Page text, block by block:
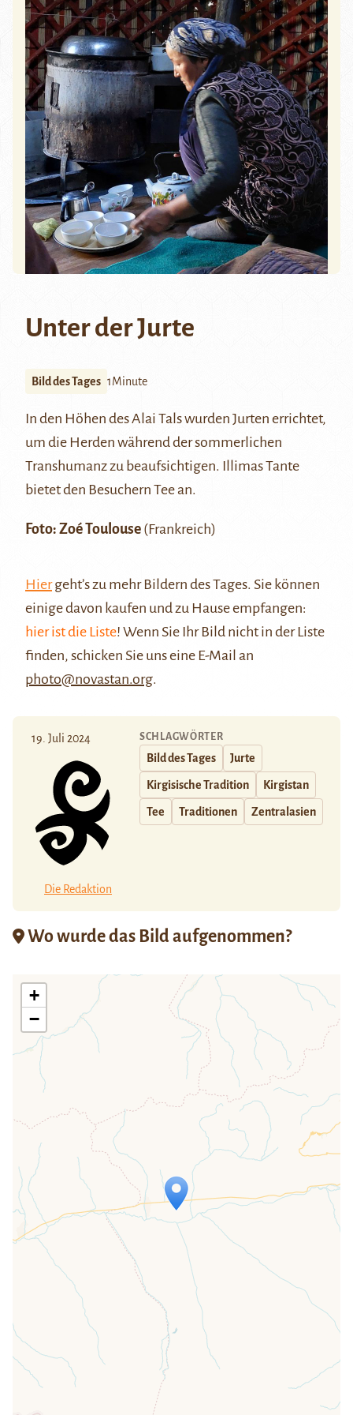
Unter der Jurte
Bild des Tages 1Minute
In den Höhen desAlai Talswurden Jurten errichtet,
um die Herden während der sommerlichen
Transhumanz zu beaufsichtigen. Illimas Tante
bietet den Besuchern Tee an.
Foto: Zoé Toulouse (Frankreich)
Hiergeht’s zu mehr Bildern des Tages. Sie können
einige davon kaufen und zu Hause empfangen:
hier ist die Liste! Wenn Sie Ihr Bild nicht in der Liste
finden, schicken Sie uns eine E-Mail an
photo@novastan.org.
19. Juli 2024
Die Redaktion
SCHLAGWÖRTER
Bild des Tages Jurte
Kirgisische Tradition Kirgistan
Tee Traditionen Zentralasien
Wo wurde das Bild aufgenommen?
Travelers' Map wird geladen …
Wenn du dies siehst, nachdem deine
Seite vollständig geladen wurde,
fehlen leafletJS-Dateien.
+
−